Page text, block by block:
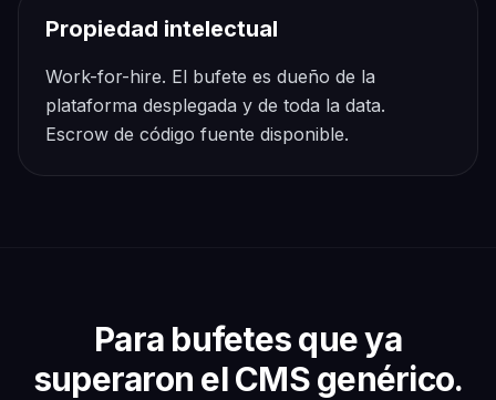
Propiedad intelectual
Work-for-hire. El bufete es dueño de la
plataforma desplegada y de toda la data.
Escrow de código fuente disponible.
Para bufetes que ya
superaron el CMS genérico.